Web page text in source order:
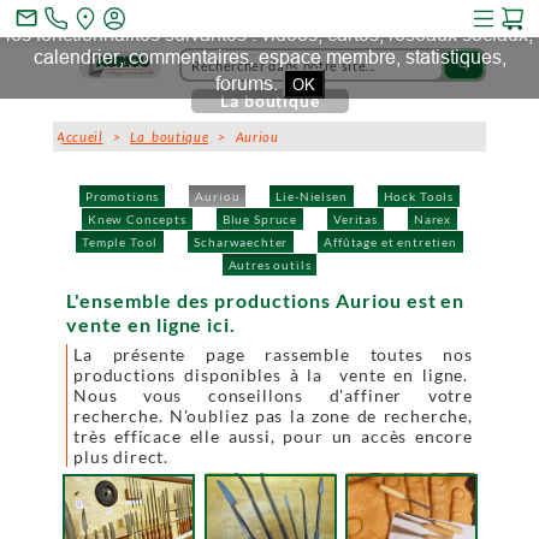
search
Promotions Auriou Lie-Nielsen
Hock Tools
Knew Concepts
Blue Spruce Veritas
Narex
Temple Tool
Scharwaechter
Affûtage et entretien
Autres outils
La boutique
Accueil >La boutique > Auriou
L'ensemble des productions Auriou est en
vente en ligne ici.
La présente page rassemble toutes nos
productions disponibles à la vente en ligne.
Nous vous conseillons d'affiner votre
recherche. N'oubliez pas la zone de recherche,
très efficace elle aussi, pour un accès encore
plus direct.
mail_outline
Ce site et des sites tiers qu'il utilise collectent des cookies pour
les fonctionnalités suivantes : vidéos, cartes, réseaux sociaux,
calendrier, commentaires, espace membre, statistiques,
forums. OK